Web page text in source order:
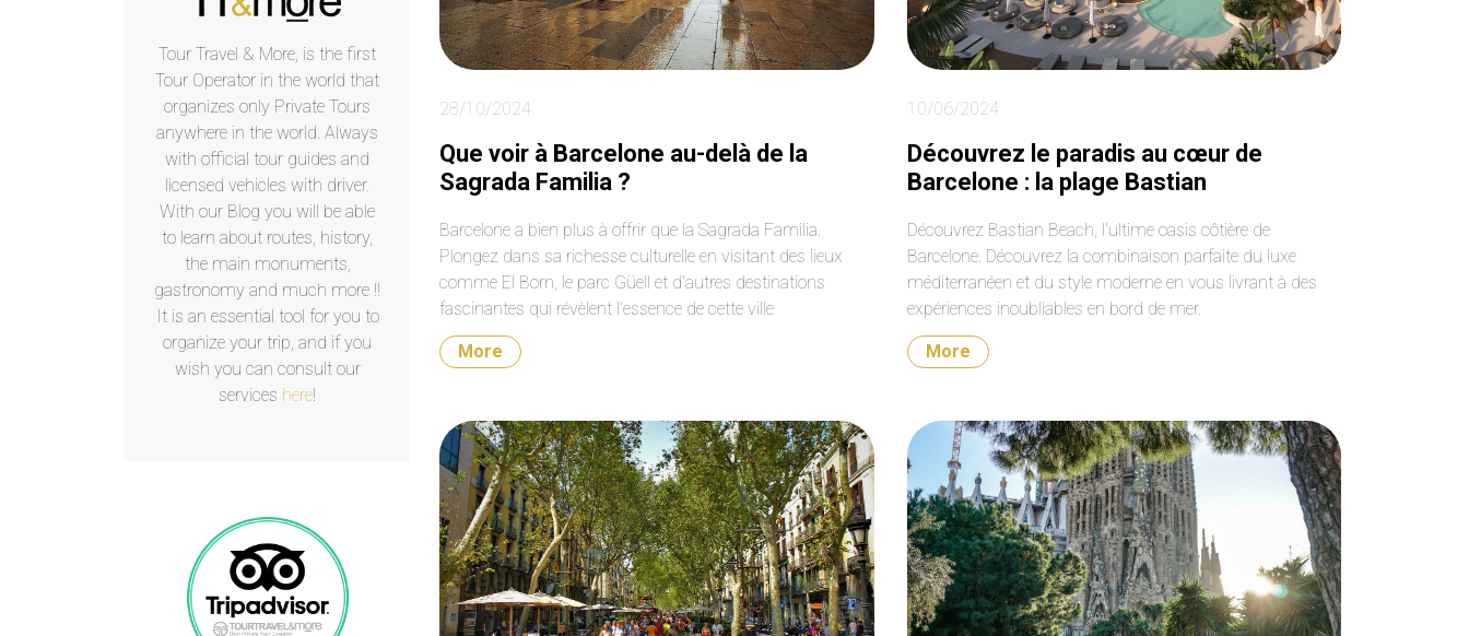
Tour Travel & More, is the first
Tour Operator in the world that
organizes only Private Tours
anywhere in the world. Always
with official tour guides and
licensed vehicles with driver.
With our Blog you will be able
to learn about routes, history,
the main monuments,
gastronomy and much more !!
It is an essential tool for you to
organize your trip, and if you
wish you can consult our
services here!
28/10/2024
Que voir à Barcelone au-delà de la
Sagrada Familia ?
Barcelone a bien plus à offrir que la Sagrada Familia.
Plongez dans sa richesse culturelle en visitant des lieux
comme El Born, le parc Güell et d'autres destinations
fascinantes qui révèlent l'essence de cette ville
méditerranéenne.
More
10/06/2024
Découvrez le paradis au cœur de
Barcelone : la plage Bastian
Découvrez Bastian Beach, l'ultime oasis côtière de
Barcelone. Découvrez la combinaison parfaite du luxe
méditerranéen et du style moderne en vous livrant à des
expériences inoubliables en bord de mer.
More